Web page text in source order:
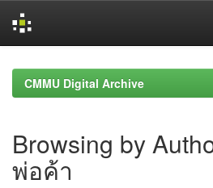
navigationCMMU Digital Archive
Browsing by
พ่อค้า